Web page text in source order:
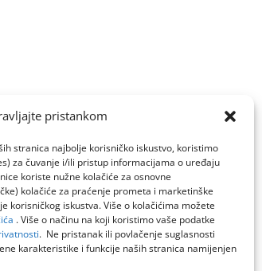
pristankom
stranica najbolje korisničko iskustvo, koristimo
za čuvanje i/ili pristup informacijama o uređaju
koriste nužne kolačiće za osnovne
kolačiće za praćenje prometa i marketinške
korisničkog iskustva. Više o kolačićima možete
. Više o načinu na koji koristimo vaše podatke
. Ne pristanak ili povlačenje suglasnosti
karakteristike i funkcije naših stranica namijenjen